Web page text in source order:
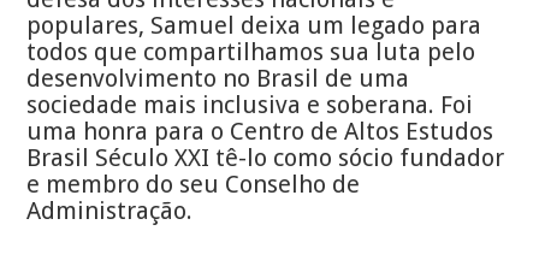
populares, Samuel deixa um legado para
todos que compartilhamos sua luta pelo
desenvolvimento no Brasil de uma
sociedade mais inclusiva e soberana. Foi
uma honra para o Centro de Altos Estudos
Brasil Século XXI tê-lo como sócio fundador
e membro do seu Conselho de
Administração.